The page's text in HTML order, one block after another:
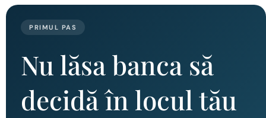
PRIMUL PAS
Nu lăsa banca să
decidă în locul tău